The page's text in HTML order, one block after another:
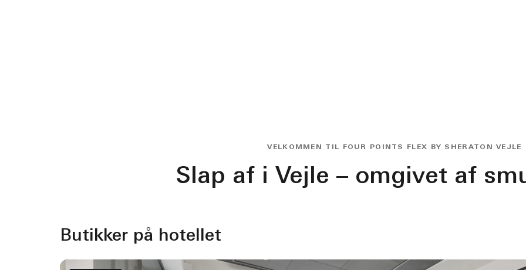
VELKOMMEN TIL FOUR POINTS FLEX BY SHERATON VEJLE
Slap af i Vejle – omgivet af
Butikker på hotellet